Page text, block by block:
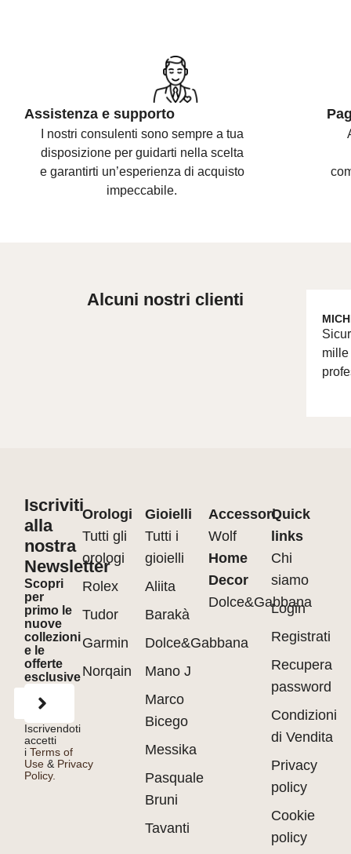
Assistenza e supporto
I nostri consulenti sono sempre a tua
disposizione per guidarti nella scelta
e garantirti un’esperienza di acquisto
impeccabile.
Alcuni nostri clienti
mille
Iscriviti
alla
nostra
Newsletter
Scopri
per
primo le
nuove
collezioni
e le
offerte
esclusive
Iscrivendoti
accetti
iTerms of
Use & Privacy
Policy.
Orologi
Tutti gli
orologi
Rolex
Tudor
Garmin
Norqain
Gioielli
Tutti i
gioielli
Aliita
Barakà
Dolce&Gabbana
Mano J
Marco
Bicego
Messika
Pasquale
Bruni
Tavanti
Accessori
Wolf
Home
Decor
Dolce&Gabbana
Quick
links
Chi
siamo
Login
Registrati
Recupera
password
Condizioni
di Vendita
Privacy
policy
Cookie
policy